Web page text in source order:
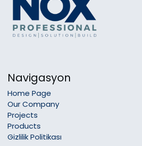
Navigasyon
Home Page
Our Company
Projects
Products
Gizlilik Politikası